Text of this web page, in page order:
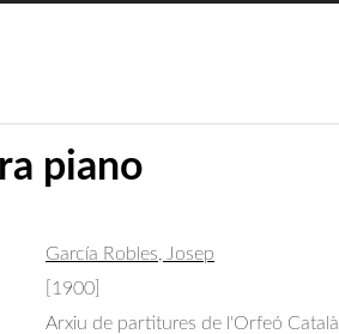
piano
García Robles, Josep
[1900]
Arxiu de partitures de l'Orfeó Català